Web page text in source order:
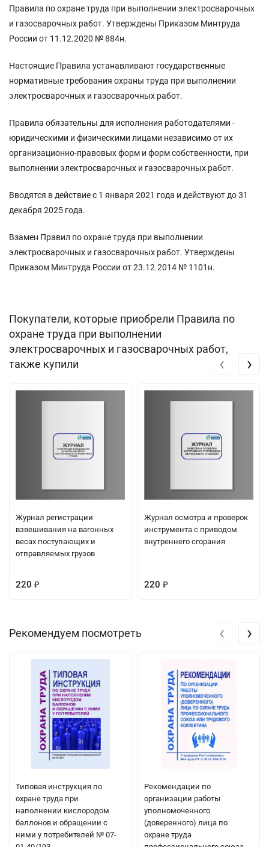
Правила по охране труда при выполнении электросварочных
и газосварочных работ. Утверждены Приказом Минтруда
России от 11.12.2020 № 884н.
Настоящие Правила устанавливают государственные
нормативные требования охраны труда при выполнении
электросварочных и газосварочных работ.
Правила обязательны для исполнения работодателями -
юридическими и физическими лицами независимо от их
организационно-правовых форм и форм собственности, при
выполнении электросварочных и газосварочных работ.
Вводятся в действие с 1 января 2021 года и действуют до 31
декабря 2025 года.
Взамен Правил по охране труда при выполнении
электросварочных и газосварочных работ. Утверждены
Приказом Минтруда России от 23.12.2014 № 1101н.
Покупатели, которые приобрели Правила по
охране труда при выполнении
электросварочных и газосварочных работ,
также купили
Журнал регистрации
взвешивания на вагонных
весах поступающих и
отправляемых грузов
220 ₽
Журнал осмотра и проверок
инструмента с приводом
внутреннего сгорания
220 ₽
‹ ›
Рекомендуем посмотреть
Типовая инструкция по
охране труда при
наполнении кислородом
баллонов и обращении с
ними у потребителей № 07-
Рекомендации по
организации работы
уполномоченного
(доверенного) лица по
охране труда
‹ ›